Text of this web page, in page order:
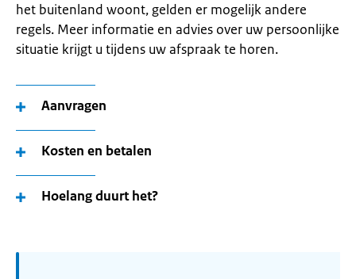
het buitenland woont, gelden er mogelijk andere
regels. Meer informatie en advies over uw persoonlijke
situatie krijgt u tijdens uw afspraak te horen.
Aanvragen
Kosten en betalen
Hoelang duurt het?